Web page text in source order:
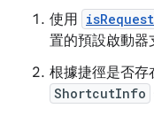
使用
置的預設啟動器
根據捷徑是否存
ShortcutInfo